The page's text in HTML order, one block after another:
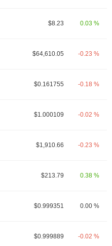
$8.23 0.03 %
$64,610.05 -0.23 %
$0.161755 -0.18 %
$1.000109 -0.02 %
$1,910.66 -0.23 %
$213.79 0.38 %
$0.999351 0.00 %
$0.999889 -0.02 %